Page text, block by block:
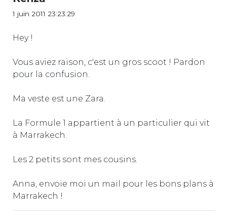
1 juin 2011 23:23:29
Hey !
Vous aviez raison, c'est un gros scoot ! Pardon
pour la confusion.
Ma veste est une Zara.
La Formule 1 appartient à un particulier qui vit
à Marrakech.
Les 2 petits sont mes cousins.
Anna, envoie moi un mail pour les bons plans à
Marrakech !